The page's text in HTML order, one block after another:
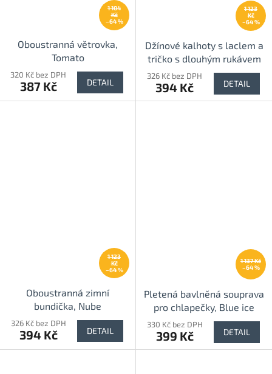
1 104
Kč
–64 %
Oboustranná větrovka,
Tomato
320 Kč bez DPH
387 Kč DETAIL
1 123
Kč
–64 %
Džínové kalhoty s laclem a
tričko s dlouhým rukávem
set, Blue denim
326 Kč bez DPH
394 Kč DETAIL
1 123
Kč
–64 %
Oboustranná zimní
bundička, Nube
326 Kč bez DPH
394 Kč DETAIL
1 137 Kč
–64 %
Pletená bavlněná souprava
pro chlapečky, Blue ice
330 Kč bez DPH
399 Kč DETAIL